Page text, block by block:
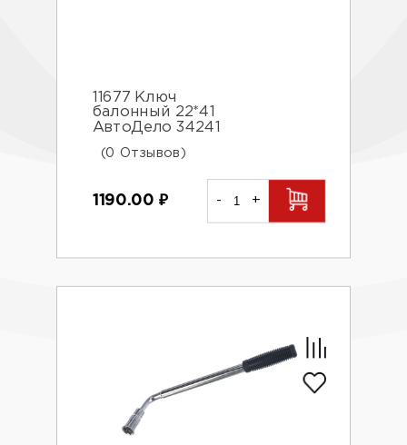
11677 Ключ
балонный 22*41
АвтоДело 34241
(0 Отзывов)
1190.00 ₽ - +